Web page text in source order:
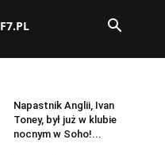
F7.PL
Napastnik Anglii, Ivan
Toney, był już w klubie
nocnym w Soho!...